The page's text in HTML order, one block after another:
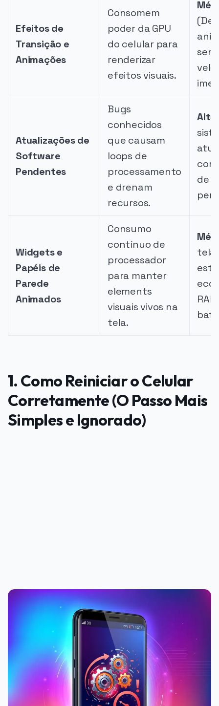
Efeitos de
Transição e
Animações
Consomem
poder da GPU
do celular para
renderizar
efeitos visuais.
Atualizações de
Software
Pendentes
Bugs
conhecidos
que causam
loops de
processamento
e drenam
recursos.
Alto
de
Widgets e
Papéis de
Parede
Animados
Consumo
contínuo de
processador
para manter
elements
visuais vivos na
tela.
1. Como Reiniciar o Celular
Corretamente (O Passo Mais
Simples e Ignorado)